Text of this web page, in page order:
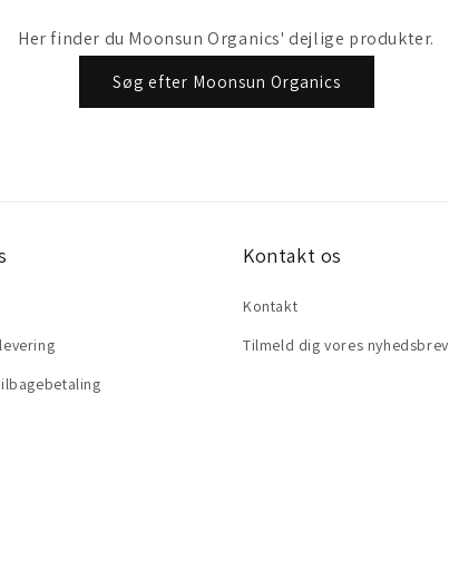
Her finder du Moonsun Organics' dejlige produkter.
Søg efter Moonsun Organics
Kontakt os
Kontakt
Tilmeld dig vores nyhedsbrev